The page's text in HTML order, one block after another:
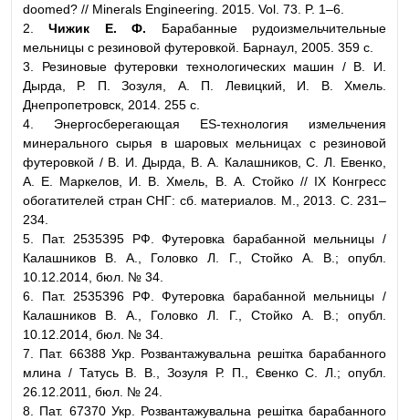
doomed? // Minerals Engineering. 2015. Vol. 73. P. 1–6.
2.Чижик Е. Ф. Барабанные рудоизмельчительные
мельницы с резиновой футеровкой. Барнаул, 2005. 359 с.
3. Резиновые футеровки технологических машин / В. И.
Дырда, Р. П. Зозуля, А. П. Левицкий, И. В. Хмель.
Днепропетровск, 2014. 255 с.
4. Энергосберегающая ES-технология измельчения
минерального сырья в шаровых мельницах с резиновой
футеровкой / В. И. Дырда, В. А. Калашников, С. Л. Евенко,
А. Е. Маркелов, И. В. Хмель, В. А. Стойко // IX Конгресс
обогатителей стран СНГ: сб. материалов. М., 2013. С. 231–
234.
5. Пат. 2535395 РФ. Футеровка барабанной мельницы /
Калашников В. А., Головко Л. Г., Стойко А. В.; опубл.
10.12.2014, бюл. № 34.
6. Пат. 2535396 РФ. Футеровка барабанной мельницы /
Калашников В. А., Головко Л. Г., Стойко А. В.; опубл.
10.12.2014, бюл. № 34.
7. Пат. 66388 Укр. Розвантажувальна решітка барабанного
млина / Татусь В. В., Зозуля Р. П., Євенко С. Л.; опубл.
26.12.2011, бюл. № 24.
8. Пат. 67370 Укр. Розвантажувальна решітка барабанного